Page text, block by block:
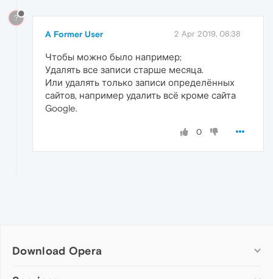
?
A Former User 2 Apr 2019, 08:38
Чтобы можно было например;
Удалять все записи старше месяца.
Или удалять только записи определённых
сайтов, например удалить всё кроме сайта
Google.
0
Download Opera